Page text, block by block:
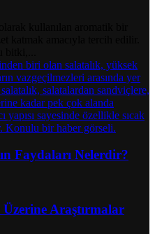
Faydaları Nelerdir?
Araştırmalar